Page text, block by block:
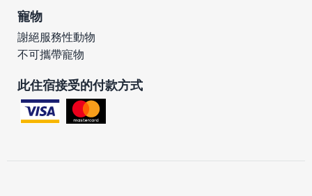
寵物
謝絕服務性動物
不可攜帶寵物
此住宿接受的付款方式